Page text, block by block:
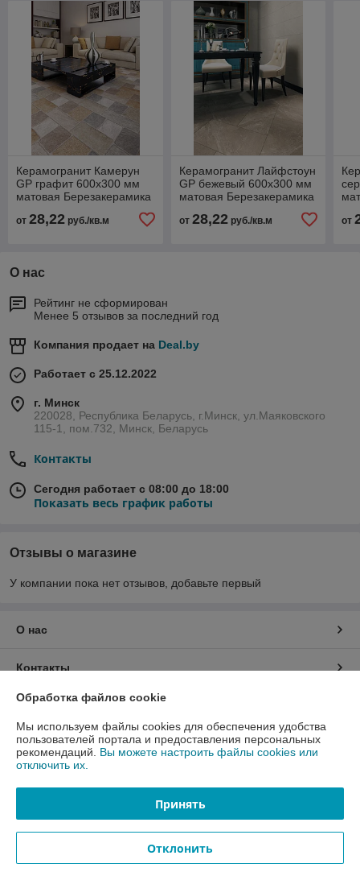
Керамогранит Камерун
GP графит 600х300 мм
матовая Березакерамика
от 28,22 руб./кв.м
Керамогранит Лайфстоун
GP бежевый 600х300 мм
матовая Березакерамика
от 28,22руб./кв.м от
О нас
Рейтинг не сформирован
Менее 5 отзывов за последний год
Компания продает на Deal.by
Работает с 25.12.2022
г. Минск
220028, Республика Беларусь, г.Минск, ул.Маяковского
115-1, пом.732, Минск, Беларусь
Контакты
Сегодня работает с 08:00 до 18:00
Показать весь график работы
Отзывы о магазине
У компании пока нет отзывов, добавьте первый
О нас
Контакты
Доставка и оплата
График работы
Политика обработки cookies
Сайт создан на платформе Deal.by
Обработка файлов cookie
Мы используем файлы cookies для обеспечения удобства
пользователей портала и предоставления персональных
рекомендаций. Вы можете настроить файлы cookies или
отключить их.
Принять
Отклонить